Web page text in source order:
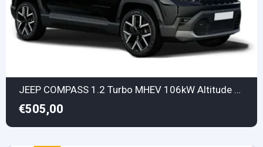
JEEP COMPASS 1.2 Turbo MHEV 106kW Altitude DCT
€505,00